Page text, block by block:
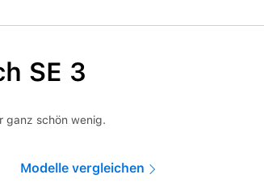
SE 3
ganz schön wenig.
Modelle vergleichen